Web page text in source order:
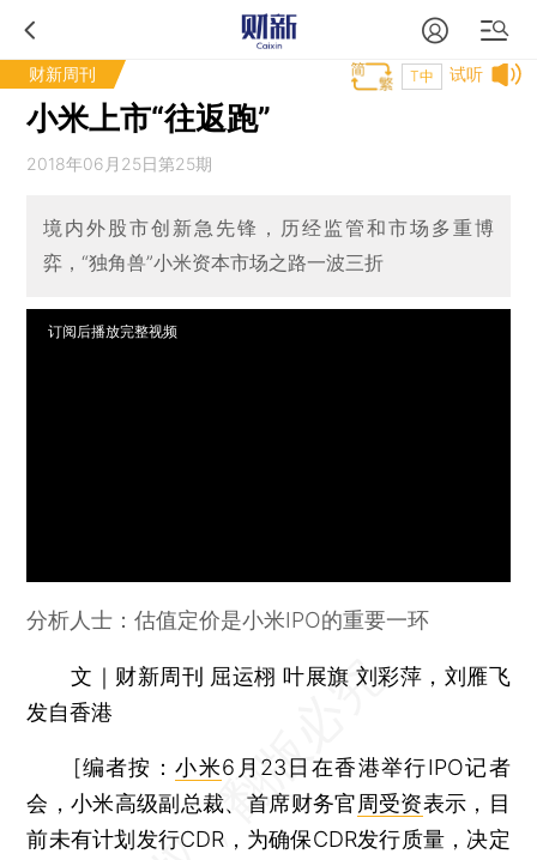
财新周刊 试听
T中
小米上市“往返跑”
2018年06月25日第25期
境内外股市创新急先锋，历经监管和市场多重博
弈，“独角兽”小米资本市场之路一波三折
订阅后播放完整视频
分析人士：估值定价是小米IPO的重要一环
文｜财新周刊 屈运栩 叶展旗 刘彩萍，刘雁飞
发自香港
[编者按：小米6月23日在香港举行IPO记者
会，小米高级副总裁、首席财务官周受资表示，目
前未有计划发行CDR，为确保CDR发行质量，决定